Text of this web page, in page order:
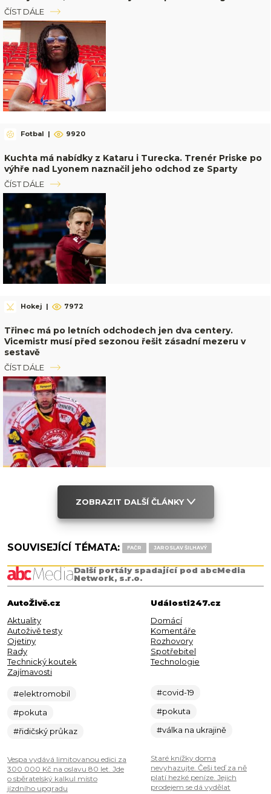
ČÍST DÁLE
Fotbal | 9920
Kuchta má nabídky z Kataru i Turecka. Trenér Priske po
výhře nad Lyonem naznačil jeho odchod ze Sparty
ČÍST DÁLE
Hokej | 7972
Třinec má po letních odchodech jen dva centery.
Vicemistr musí před sezonou řešit zásadní mezeru v
sestavě
ČÍST DÁLE
ZOBRAZIT DALŠÍ ČLÁNKY
SOUVISEJÍCÍ TÉMATA: FAČR JAROSLAV ŠILHAVÝ
Další portály spadající pod abcMedia
Network, s.r.o.
AutoŽivě.cz
Aktuality
Autoživě testy
Ojetiny
Rady
Technický koutek
Zajímavosti
#elektromobil
#pokuta
#řidičský průkaz
Vespa vydává limitovanou edici za
300 000 Kč na oslavu 80 let. Jde
o sběratelský kalkul místo
jízdního upgradu
Události247.cz
Domácí
Komentáře
Rozhovory
Spotřebitel
Technologie
#covid-19
#pokuta
#válka na ukrajině
Staré knížky doma
nevyhazujte. Češi teď za ně
platí hezké peníze. Jejich
prodejem se dá vydělat